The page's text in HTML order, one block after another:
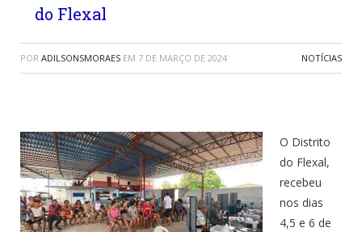
do Flexal
POR ADILSONSMORAES EM 7 DE MARÇO DE 2024 NOTÍCIAS
O Distrito
do Flexal,
recebeu
nos dias
4,5 e 6 de